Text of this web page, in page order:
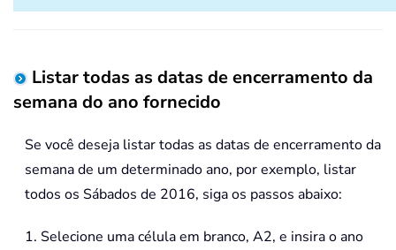
Listar todas as datas de encerramento da
semana do ano fornecido
Se você deseja listar todas as datas de encerramento da
semana de um determinado ano, por exemplo, listar
todos os Sábados de 2016, siga os passos abaixo:
1. Selecione uma célula em branco, A2, e insira o ano